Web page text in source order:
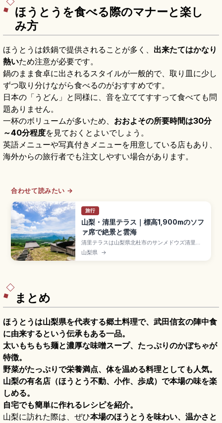
ほうとうを食べる際のマナーと楽し
み方
ほうとうは鉄鍋で提供されることが多く、 出来たてはかなり
熱いため注意が必要です。
鍋のまま食卓に出されるスタイルが一般的で、取り皿に少し
ずつ取り分けながら食べるのがおすすめです。
日本の「うどん」と同様に、音を立ててすすって食べても問
題ありません。
一杯のボリュームが多いため、 おおよその所要時間は30分
～40分程度を見ておくとよいでしょう。
英語メニューや写真付きメニューを用意している店もあり、
海外からの旅行者でも注文しやすい場合があります。
合わせて読みたい →
旅行
山梨・清里テラス｜標高1,900mのソフ
ァ席で絶景と雲海
清里テラスは山梨県北杜市のサンメドウズ清里に
ある展望スポットで、標高約1,900mのデッキや
ソファ席から富士山・南アルプス・八ヶ岳のパノ
山梨県 →
まとめ
ほうとうは山梨県を代表する郷土料理で、武田信玄の陣中食
に由来するという伝承もある一品。
太いもちもち麺と濃厚な味噌スープ、たっぷりのかぼちゃが
特徴。
野菜がたっぷりで栄養満点、体を温める料理としても人気。
山梨の有名店（ほうとう不動、小作、歩成）で本場の味を楽
しめる。
自宅でも簡単に作れるレシピを紹介。
山梨に訪れた際は、ぜひ本場のほうとうを味わい、温かさと